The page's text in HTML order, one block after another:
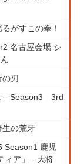
がすこの拳！
名古屋会場 シ
の刃
– Season3 3rd
生の荒牙
Season1 鹿児
ィア」 - 大将